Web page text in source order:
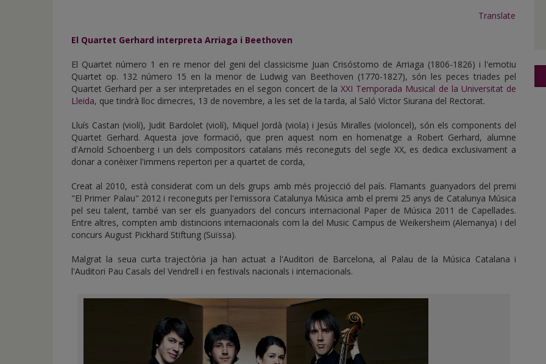
Translate
El Quartet Gerhard interpreta Arriaga i Beethoven
El Quartet número 1 en re menor del geni del classicisme Juan Crisóstomo de Arriaga (1806-1826) i l'emotiu
Quartet op. 132 número 15 en la menor de Ludwig van Beethoven (1770-1827), són les peces triades pel
Quartet Gerhard per a ser interpretades en el segon concert de la XXI Temporada Musical de la Universitat de
Lleida, que tindrà lloc dimecres, 13 de novembre, a les set de la tarda, al Saló Víctor Siurana del Rectorat.
Lluís Castan (violí), Judit Bardolet (violí), Miquel Jordà (viola) i Jesús Miralles (violoncel), són els components del
Quartet Gerhard. Aquesta jove formació, que pren aquest nom en homenatge a Robert Gerhard, alumne
d'Arnold Schoenberg i un dels compositors catalans més reconeguts del segle XX, es dedica exclusivament a
donar a conèixer l'immens repertori per a quartet de corda,
Creat al 2010, està considerat com un dels grups amb més projecció del país. Flamants guanyadors del premi
"El Primer Palau" 2012 i reconeguts per l'emissora Catalunya Música amb el premi 25 anys de Catalunya Música
pel seu talent, també van ser els guanyadors del concurs internacional Paper de Música 2011 de Capellades.
Entre altres, compten amb distincions internacionals com la del Music Campus de Weikersheim (Alemanya) i del
concurs August Pickhard Stiftung (Suïssa).
Malgrat la seua curta trajectòria ja han actuat a l'Auditori de Barcelona, al Palau de la Música Catalana i
l'Auditori Pau Casals del Vendrell i en festivals nacionals i internacionals.